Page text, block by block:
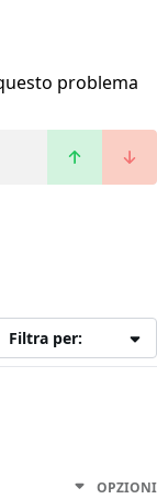
problema
Filtra per:
OPZIONI